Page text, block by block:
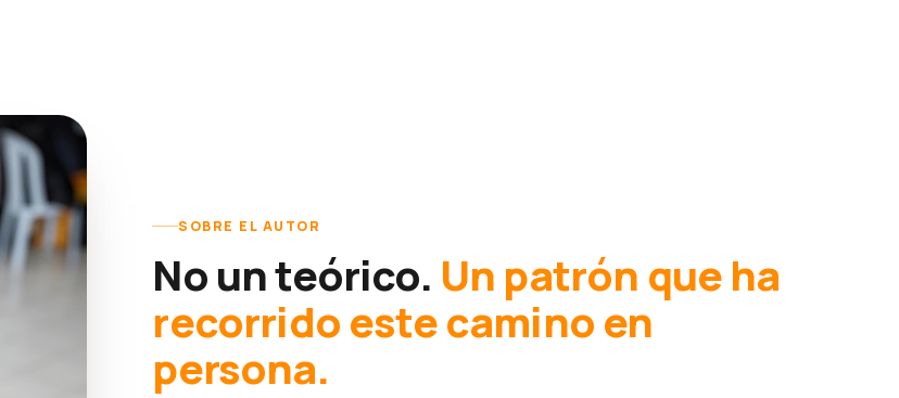
SOBRE EL AUTOR
No un teórico. Un patrón que ha
recorrido este camino en
persona.